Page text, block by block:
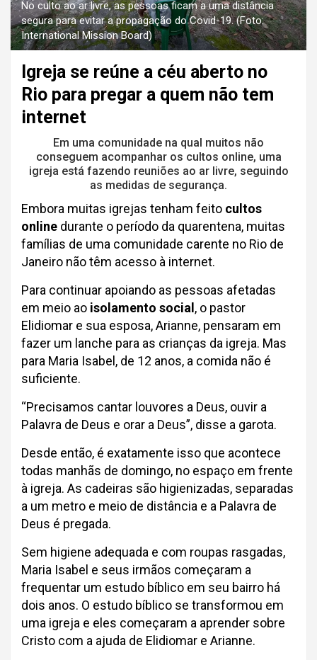
No culto ao ar livre, as pessoas ficam a uma distância
segura para evitar a propagação do Covid-19. (Foto:
International Mission Board)
Igreja se reúne a céu aberto no
Rio para pregar a quem não tem
internet
Em uma comunidade na qual muitos não
conseguem acompanhar os cultos online, uma
igreja está fazendo reuniões ao ar livre, seguindo
as medidas de segurança.
Embora muitas igrejas tenham feito cultos
online durante o período da quarentena, muitas
famílias de uma comunidade carente no Rio de
Janeiro não têm acesso à internet.
Para continuar apoiando as pessoas afetadas
em meio ao isolamento social, o pastor
Elidiomar e sua esposa, Arianne, pensaram em
fazer um lanche para as crianças da igreja. Mas
para Maria Isabel, de 12 anos, a comida não é
suficiente.
“Precisamos cantar louvores a Deus, ouvir a
Palavra de Deus e orar a Deus”, disse a garota.
Desde então, é exatamente isso que acontece
todas manhãs de domingo, no espaço em frente
à igreja. As cadeiras são higienizadas, separadas
a um metro e meio de distância e a Palavra de
Deus é pregada.
Sem higiene adequada e com roupas rasgadas,
Maria Isabel e seus irmãos começaram a
frequentar um estudo bíblico em seu bairro há
dois anos. O estudo bíblico se transformou em
uma igreja e eles começaram a aprender sobre
Cristo com a ajuda de Elidiomar e Arianne.